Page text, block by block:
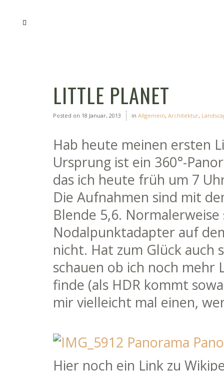
LITTLE PLANET
Posted on 18 Januar, 2013 in Allgemein, Architektur,
Hab heute meinen ersten
Ursprung ist ein 360°-
das ich heute früh um 7
Die Aufnahmen sind mit
Blende 5,6.
Nodalpunktadapter auf
nicht. Hat zum Glück
schauen ob ich noch mehr
finde (als HDR kommt
mir vielleicht mal einen,
Hier noch ein Link zu